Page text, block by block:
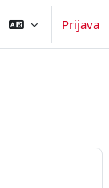
Prijava